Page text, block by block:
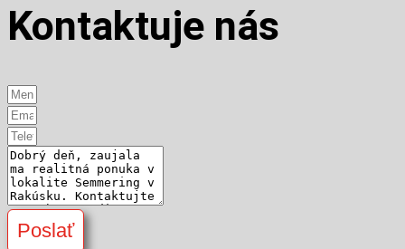
Kontaktuje nás
Poslať